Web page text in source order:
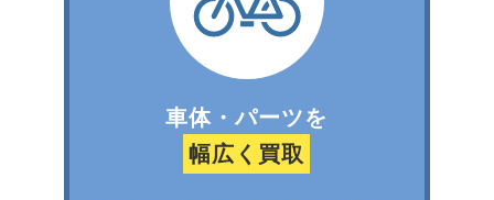
車体・パーツを
幅広く買取